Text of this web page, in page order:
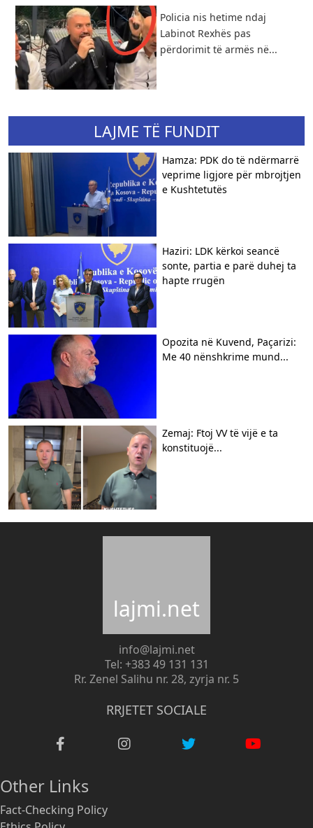
Policia nis hetime ndaj
Labinot Rexhës pas
përdorimit të armës në...
LAJME TË FUNDIT
Hamza: PDK do të ndërmarrë
veprime ligjore për mbrojtjen
e Kushtetutës
Haziri: LDK kërkoi seancë
sonte, partia e parë duhej ta
hapte rrugën
Opozita në Kuvend, Paçarizi:
Me 40 nënshkrime mund...
Zemaj: Ftoj VV të vijë e ta
konstituojë...
lajmi.net
info@lajmi.net
Tel: +383 49 131 131
Rr. Zenel Salihu nr. 28, zyrja nr. 5
RRJETET SOCIALE
Other Links
Fact-Checking Policy